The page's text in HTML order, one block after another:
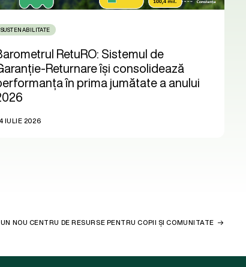
SUSTENABILITATE
RetuRO: Sistemul de
Returnare își consolidează
în prima jumătate a anului
IULIE 2026
NOU CENTRU DE RESURSE PENTRU COPII ȘI COMUNITATE